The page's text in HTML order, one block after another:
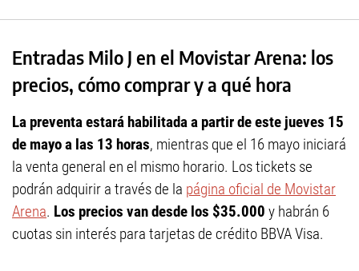
Entradas Milo J en el Movistar Arena: los
precios, cómo comprar y a qué hora
La preventa estará habilitada a partir de este jueves 15
de mayo a las 13 horas, mientras que el 16 mayo iniciará
la venta general en el mismo horario. Los tickets se
podrán adquirir a través de la página oficial de Movistar
Arena. Los precios van desde los $35.000 y habrán 6
cuotas sin interés para tarjetas de crédito BBVA Visa.